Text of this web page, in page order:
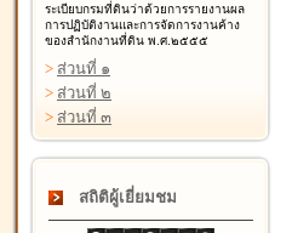
ระเบียบกรมที่ดินว่าด้วยการรายงานผล
การปฏิบัติงานและการจัดการงานค้าง
ของสำนักงานที่ดิน พ.ศ.๒๕๕๕
> ส่วนที่ ๑
> ส่วนที่ ๒
> ส่วนที่ ๓
สถิติผู้เยี่ยมชม